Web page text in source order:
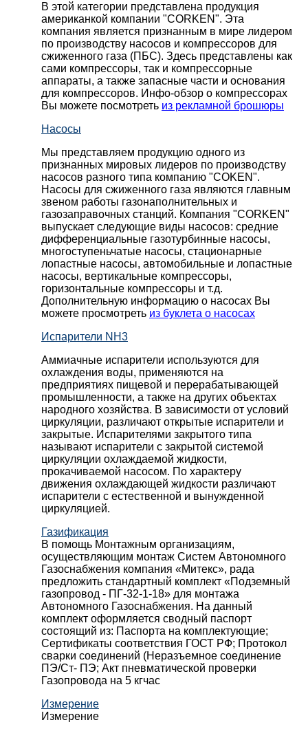
В этой категории представлена продукция
американкой компании "CORKEN". Эта
компания является признанным в мире лидером
по производству насосов и компрессоров для
сжиженного газа (ПБС). Здесь представлены как
сами компрессоры, так и компрессорные
аппараты, а также запасные части и основания
для компрессоров. Инфо-обзор о компрессорах
Вы можете посмотреть из рекламной брошюры
Насосы
Мы представляем продукцию одного из
признанных мировых лидеров по производству
насосов разного типа компанию "COKEN".
Насосы для сжиженного газа являются главным
звеном работы газонаполнительных и
газозаправочных станций. Компания "CORKEN"
выпускает следующие виды насосов: cредние
дифференциальные газотурбинные насосы,
многоступеньчатые насосы, стационарные
лопастные насосы, автомобильные и лопaстные
насосы, вертикальные компрессоры,
горизонтальные компрессоры и т.д.
Дополнительную информацию о насосах Вы
можете просмотреть из буклета о насосах
Испарители NH3
Аммиачные испарители используются для
охлаждения воды, применяются на
предприятиях пищевой и перерабатывающей
промышленности, а также на других объектах
народного хозяйства. В зависимости от условий
циркуляции, различают открытые испарители и
закрытые. Испарителями закрытого типа
называют испарители с закрытой системой
циркуляции охлаждаемой жидкости,
прокачиваемой насосом. По характеру
движения охлаждающей жидкости различают
испарители с естественной и вынужденной
циркуляцией.
Газификация
В помощь Монтажным организациям,
осуществляющим монтаж Систем Автономного
Газоснабжения компания «Митекс», рада
предложить стандартный комплект «Подземный
газопровод - ПГ-32-1-18» для монтажа
Автономного Газоснабжения. На данный
комплект оформляется сводный паспорт
состоящий из: Паспорта на комплектующие;
Сертификаты соответствия ГОСТ РФ; Протокол
сварки соединений (Неразъемное соединение
ПЭ/Ст- ПЭ; Акт пневматической проверки
Газопровода на 5 кгчас
Измерение
Измерение